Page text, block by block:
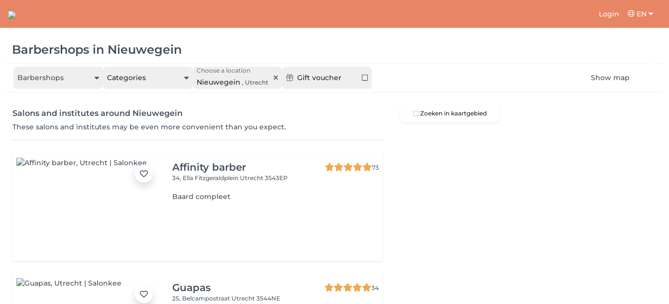
Login EN
Barbershops in Nieuwegein
Barbershops Categories
Choose a location
Nieuwegein , Utrecht
Gift voucher Show map
Salons and institutes around Nieuwegein
These salons and institutes may be even more convenient than you expect.
Affinity barber
73
34, Ella Fitzgeraldplein Utrecht 3543EP
Baard compleet
Guapas
34
25, Belcampostraat Utrecht 3544NE
Zoeken in kaartgebied